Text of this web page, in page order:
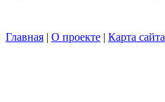
Главная | О проекте | Карта сайта